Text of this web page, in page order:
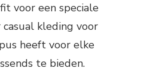
voor een speciale
kleding voor
heeft voor elke
te bieden.